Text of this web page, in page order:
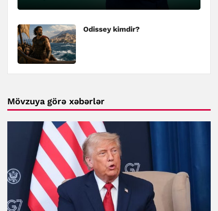
Odissey kimdir?
Mövzuya görə xəbərlər